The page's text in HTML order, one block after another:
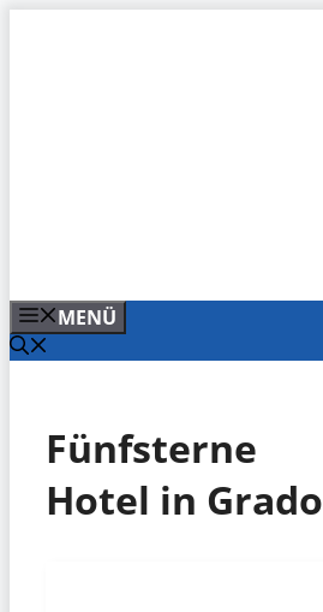
MENÜ
Fünfsterne
Hotel in Grado